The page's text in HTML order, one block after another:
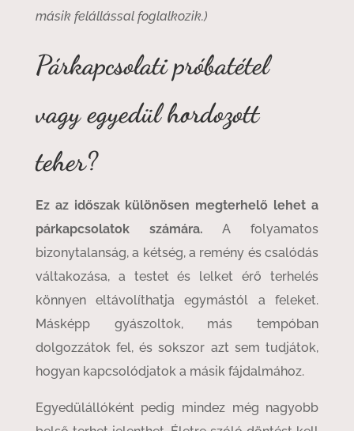
másik felállással foglalkozik.)
Párkapcsolati próbatétel
vagy egyedül hordozott
teher?
Ez az időszak különösen megterhelő lehet a
párkapcsolatok számára. A folyamatos
bizonytalanság, a kétség, a remény és csalódás
váltakozása, a testet és lelket érő terhelés
könnyen eltávolíthatja egymástól a feleket.
Másképp gyászoltok, más tempóban
dolgozzátok fel, és sokszor azt sem tudjátok,
hogyan kapcsolódjatok a másik fájdalmához.
Egyedülállóként pedig mindez még nagyobb